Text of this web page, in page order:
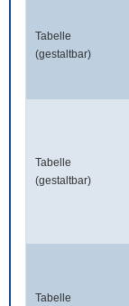
Tabelle
(gestaltbar)
Tabelle
(gestaltbar)
Tabelle